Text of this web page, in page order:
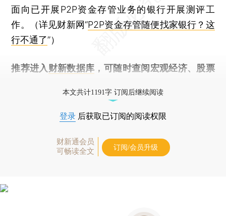
面向已开展P2P资金存管业务的银行开展测评工
作。（详见财新网“P2P资金存管随便找家银行？这
行不通了”）
推荐进入 财新数据库 ，可随时查阅宏观经济、股票
本文共计1191字 订阅后继续阅读
登录 后获取已订阅的阅读权限
财新通会员
可畅读全文
订阅/会员升级